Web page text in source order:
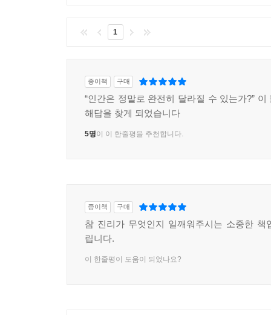
1
종이책 구매
“인간은 정말로 완전히 달라질 수 있는가?” 이
해답을 찾게 되었습니다
5명이 이 한줄평을 추천합니다.
종이책 구매
참 진리가 무엇인지 일깨워주시는 소중한 책
립니다.
이 한줄평이 도움이 되었나요?